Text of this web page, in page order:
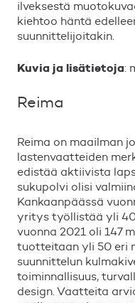
ilveksestä
kiehtoo häntä
suunnittelijoitakin.
Kuvia ja lisätietoja:
Reima
Reima on maailman
lastenvaatteiden
edistää aktiivista
sukupolvi olisi
Kankaanpäässä
yritys työllistää yli
vuonna 2021 oli 147
tuotteitaan yli 50 eri
suunnittelun
toiminnallisuus,
design. Vaatteita